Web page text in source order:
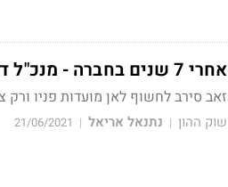
אחרי 7 שנים בחברה - מנכ"ל דור אלון עמית זאב יפרוש בסוף השנה
זאב סירב לחשוף לאן מועדות פניו ורק
שוק ההון | נתנאל אריאל |
21/06/2021